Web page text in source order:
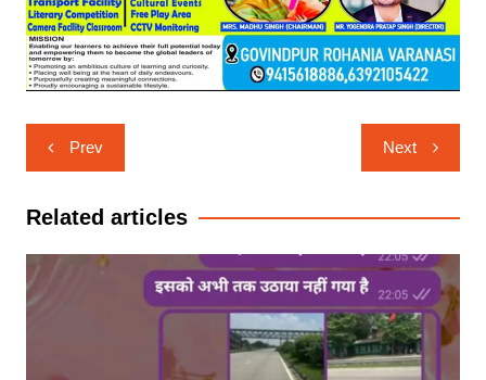
Post
navigation
Prev Next
Related articles